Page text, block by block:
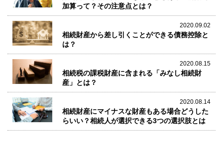
加算って？その注意点とは？
2020.09.02
相続財産から差し引くことができる債務控除と
は？
2020.08.15
相続税の課税財産に含まれる「みなし相続財
産」とは？
2020.08.14
相続財産にマイナスな財産もある場合どうした
らいい？相続人が選択できる3つの選択肢とは